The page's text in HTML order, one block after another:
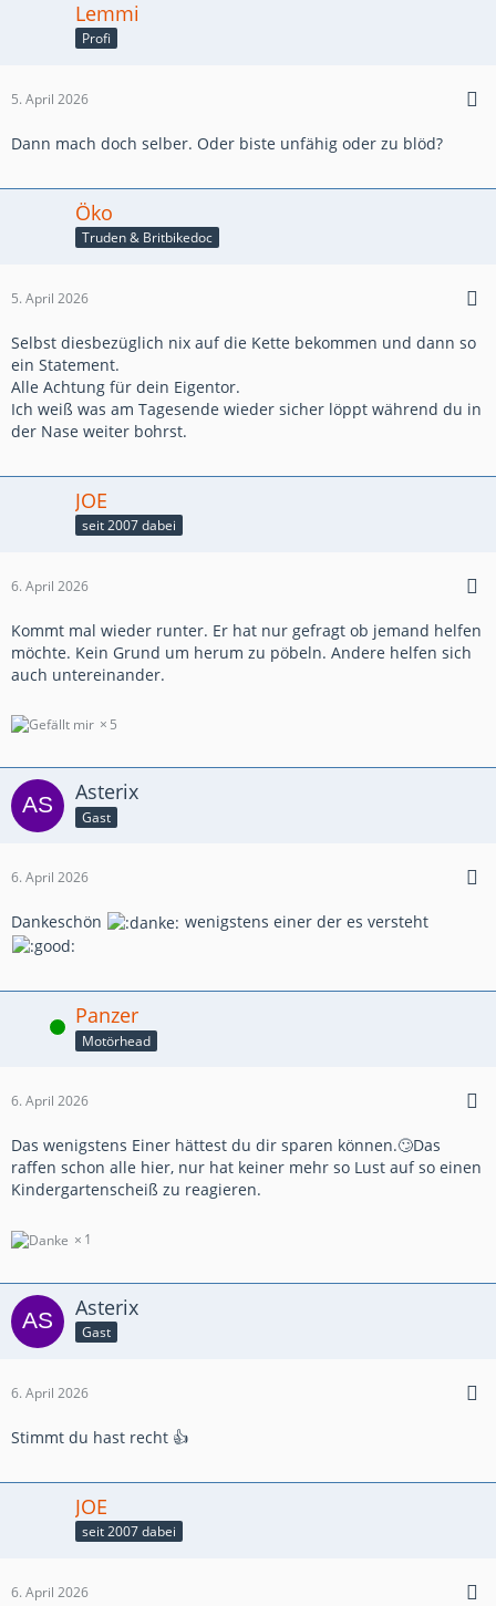
Lemmi
Profi
5. April 2026
Dann mach doch selber. Oder biste unfähig oder zu blöd?
Öko
Truden & Britbikedoc
5. April 2026
Selbst diesbezüglich nix auf die Kette bekommen und dann so
ein Statement.
Alle Achtung für dein Eigentor.
Ich weiß was am Tagesende wieder sicher löppt während du in
der Nase weiter bohrst.
JOE
seit 2007 dabei
6. April 2026
Kommt mal wieder runter. Er hat nur gefragt ob jemand helfen
möchte. Kein Grund um herum zu pöbeln. Andere helfen sich
auch untereinander.
5
Asterix
Gast
6. April 2026
Dankeschön wenigstens einer der es versteht
Online Panzer
Motörhead
6. April 2026
Das wenigstens Einer hättest du dir sparen können.🙄Das
raffen schon alle hier, nur hat keiner mehr so Lust auf so einen
Kindergartenscheiß zu reagieren.
1
Asterix
Gast
6. April 2026
Stimmt du hast recht 👍
JOE
seit 2007 dabei
6. April 2026